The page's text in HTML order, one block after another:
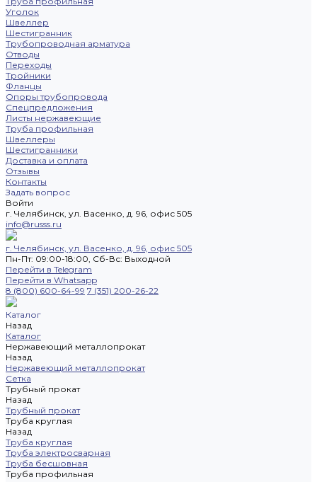
Уголок
Швеллер
Шестигранник
Трубопроводная арматура
Отводы
Переходы
Тройники
Фланцы
Опоры трубопровода
Спецпредложения
Листы нержавеющие
Труба профильная
Швеллеры
Шестигранники
Доставка и оплата
Отзывы
Контакты
Задать вопрос
Войти
г. Челябинск, ул. Васенко, д. 96, офис 505
info@russs.ru
г. Челябинск, ул. Васенко, д. 96, офис 505
Пн-Пт: 09:00-18:00, Cб-Вс: Выходной
Перейти в Telegram
Перейти в Whatsapp
8 (800) 600-64-99 7 (351) 200-26-22
Каталог
Назад
Каталог
Нержавеющий металлопрокат
Назад
Нержавеющий металлопрокат
Сетка
Трубный прокат
Назад
Трубный прокат
Труба круглая
Назад
Труба круглая
Труба электросварная
Труба бесшовная
Труба профильная